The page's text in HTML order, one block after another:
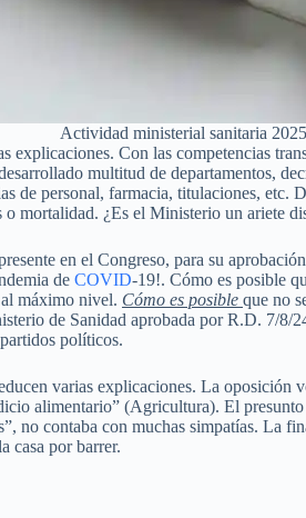
Actividad ministerial sanitaria
explicaciones. Con las competencias
multitud de departamentos,
de personal, farmacia, titulaciones, etc.
o mortalidad. ¿Es el Ministerio un ariete
en el Congreso, para su
de COVID-19!. Cómo es posible
máximo nivel. Cómo es posible que no
de Sanidad aprobada por R.D. 7/8/
políticos.
varias explicaciones. La oposición
alimentario” (Agricultura). El
no contaba con muchas simpatías. La
casa por barrer.